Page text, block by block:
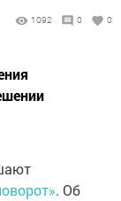
1092 0 0
. Об